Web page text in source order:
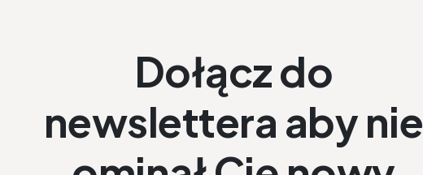
Dołącz do
newslettera aby nie